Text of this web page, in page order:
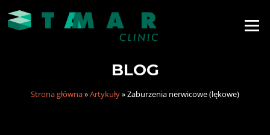
Menu
BLOG
Strona główna»Artykuły»Zaburzenia nerwicowe (lękowe)